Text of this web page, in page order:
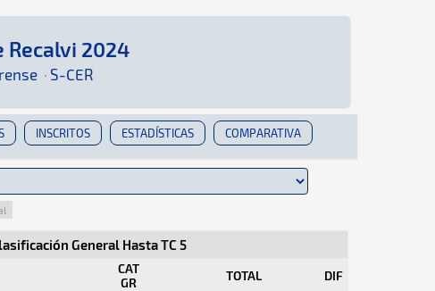
Recalvi 2024
· S-CER
Aquí podrás encontrar toda la información
INSCRITOS ESTADÍSTICAS COMPARATIVA
General Hasta TC 5
CAT
GR
TOTAL DIF